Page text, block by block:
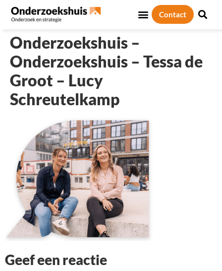
Contact
Onderzoekshuis –
Onderzoekshuis – Tessa de
Groot – Lucy
Schreutelkamp
Geef een reactie